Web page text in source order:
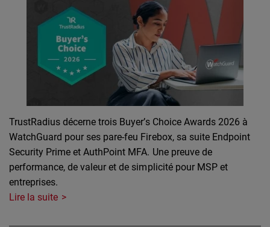
TrustRadius décerne trois Buyer’s Choice Awards 2026 à
WatchGuard pour ses pare-feu Firebox, sa suite Endpoint
Security Prime et AuthPoint MFA. Une preuve de
performance, de valeur et de simplicité pour MSP et
entreprises.
Lire la suite